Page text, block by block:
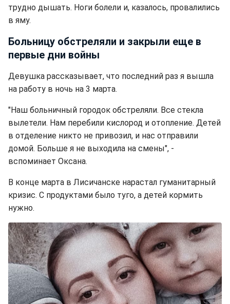
трудно дышать. Ноги болели и, казалось, провалились
в яму.
Больницу обстреляли и закрыли еще в
первые дни войны
Девушка рассказывает, что последний раз я вышла
на работу в ночь на 3 марта.
"Наш больничный городок обстреляли. Все стекла
вылетели. Нам перебили кислород и отопление. Детей
в отделение никто не привозил, и нас отправили
домой. Больше я не выходила на смены", -
вспоминает Оксана.
В конце марта в Лисичанске нарастал гуманитарный
кризис. С продуктами было туго, а детей кормить
нужно.